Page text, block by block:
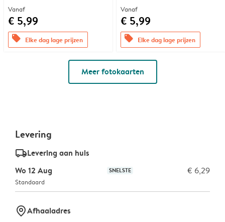
Vanaf
€ 5,99
offers Elke dag lage prijzen
Vanaf
€ 5,99
offers Elke dag lage prijzen
Meer fotokaarten
Levering
delivery_standard_v2Levering aan huis
Wo 12 Aug
SNELSTE € 6,29
Standaard
marker-pinAfhaaladres